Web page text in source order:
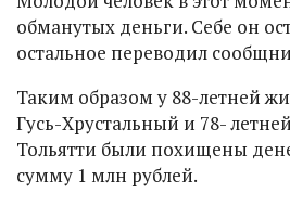
обманутых деньги. Себе он
остальное переводил
Таким образом у 88-летней
Гусь-Хрустальный и 78-
Тольятти были похищены
сумму 1 млн рублей.